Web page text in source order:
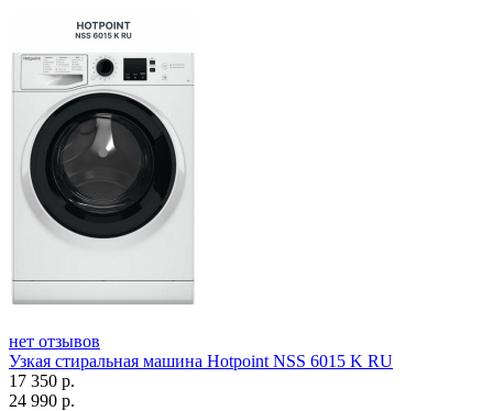
нет отзывов
Узкая стиральная машина Hotpoint NSS 6015 K RU
17 350 р.
24 990 р.